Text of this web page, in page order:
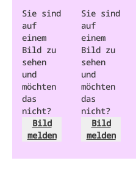
Sie sind
auf
einem
Bild zu
sehen
und
möchten
das
nicht?
Bild
melden
Sie sind
auf
einem
Bild zu
sehen
und
möchten
das
nicht?
Bild
melden